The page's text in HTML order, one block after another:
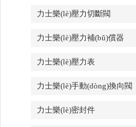
力士樂(lè)壓力切斷閥
力士樂(lè)壓力補(bǔ)償器
力士樂(lè)壓力表
力士樂(lè)手動(dòng)換向閥
力士樂(lè)密封件